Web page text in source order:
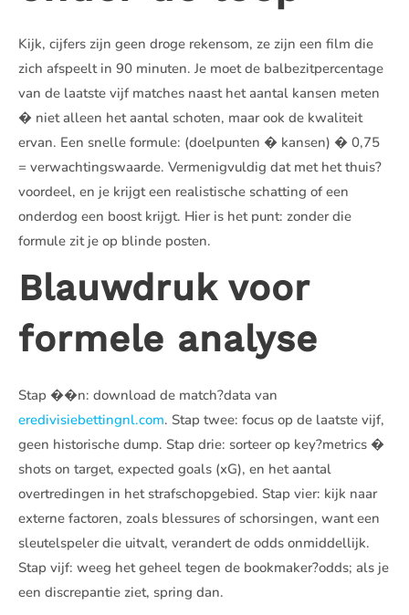
Kijk, cijfers zijn geen droge rekensom, ze zijn een film die
zich afspeelt in 90 minuten. Je moet de balbezitpercentage
van de laatste vijf matches naast het aantal kansen meten
� niet alleen het aantal schoten, maar ook de kwaliteit
ervan. Een snelle formule: (doelpunten � kansen) � 0,75
= verwachtingswaarde. Vermenigvuldig dat met het thuis?
voordeel, en je krijgt een realistische schatting of een
onderdog een boost krijgt. Hier is het punt: zonder die
formule zit je op blinde posten.
Blauwdruk voor
formele analyse
Stap ��n: download de match?data van
eredivisiebettingnl.com. Stap twee: focus op de laatste vijf,
geen historische dump. Stap drie: sorteer op key?metrics �
shots on target, expected goals (xG), en het aantal
overtredingen in het strafschopgebied. Stap vier: kijk naar
externe factoren, zoals blessures of schorsingen, want een
sleutelspeler die uitvalt, verandert de odds onmiddellijk.
Stap vijf: weeg het geheel tegen de bookmaker?odds; als je
een discrepantie ziet, spring dan.